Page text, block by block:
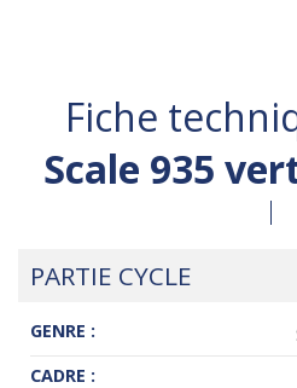
Fiche
Scale 935
PARTIE CYCLE
GENRE :
CADRE :